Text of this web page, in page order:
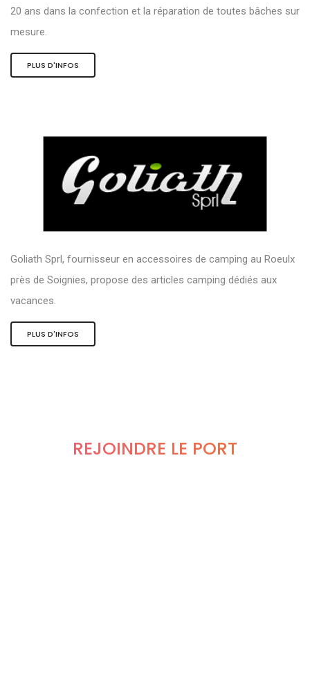
20 ans dans la confection et la réparation de toutes bâches sur
mesure.
PLUS D'INFOS
Goliath Sprl, fournisseur en accessoires de camping au Roeulx
près de Soignies, propose des articles camping dédiés aux
vacances.
PLUS D'INFOS
REJOINDRE LE PORT